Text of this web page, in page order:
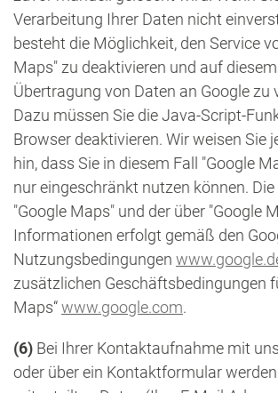
Verarbeitung Ihrer Daten nicht
besteht die Möglichkeit, den Service
Maps" zu deaktivieren und auf
Übertragung von Daten an Google zu
Dazu müssen Sie die Java-Script-
Browser deaktivieren. Wir weisen Sie
hin, dass Sie in diesem Fall "Google
nur eingeschränkt nutzen können.
"Google Maps" und der über "Google
Informationen erfolgt gemäß den
Nutzungsbedingungen
zusätzlichen Geschäftsbedingungen
Maps“www.google.com.
(6) Bei Ihrer Kontaktaufnahme mit
oder über ein Kontaktformular